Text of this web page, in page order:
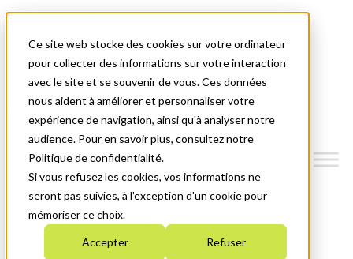
Ce site web stocke des cookies sur votre ordinateur
pour collecter des informations sur votre interaction
avec le site et se souvenir de vous. Ces données
nous aident à améliorer et personnaliser votre
expérience de navigation, ainsi qu'à analyser notre
audience. Pour en savoir plus, consultez notre
Politique de confidentialité.
Si vous refusez les cookies, vos informations ne
seront pas suivies, à l'exception d'un cookie pour
mémoriser ce choix.
Accepter Refuser
Nouvelles et événements
English
Commençons!
Qui nous sommes
Plan stratégique 2026-2030
Nos investissements
Nos activités
Équité, diversité et inclusion